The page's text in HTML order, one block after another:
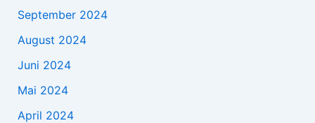
September 2024
August 2024
Juni 2024
Mai 2024
April 2024